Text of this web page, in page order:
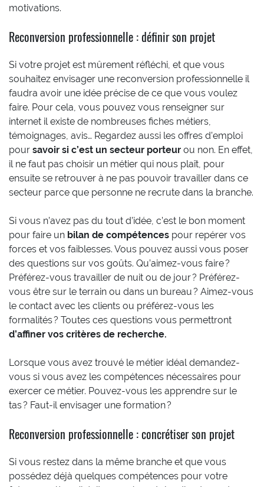
motivations.
Reconversion professionnelle : définir son projet
Si votre projet est mûrement réfléchi, et que vous
souhaitez envisager une reconversion professionnelle il
faudra avoir une idée précise de ce que vous voulez
faire. Pour cela, vous pouvez vous renseigner sur
internet il existe de nombreuses fiches métiers,
témoignages, avis… Regardez aussi les offres d’emploi
pour savoir si c’est un secteur porteur ou non. En effet,
il ne faut pas choisir un métier qui nous plaît, pour
ensuite se retrouver à ne pas pouvoir travailler dans ce
secteur parce que personne ne recrute dans la branche.
Si vous n’avez pas du tout d’idée, c’est le bon moment
pour faire un bilan de compétences pour repérer vos
forces et vos faiblesses. Vous pouvez aussi vous poser
des questions sur vos goûts. Qu’aimez-vous faire ?
Préférez-vous travailler de nuit ou de jour ? Préférez-
vous être sur le terrain ou dans un bureau ? Aimez-vous
le contact avec les clients ou préférez-vous les
formalités ? Toutes ces questions vous permettront
d’affiner vos critères de recherche.
Lorsque vous avez trouvé le métier idéal demandez-
vous si vous avez les compétences nécessaires pour
exercer ce métier. Pouvez-vous les apprendre sur le
tas ? Faut-il envisager une formation ?
Reconversion professionnelle : concrétiser son projet
Si vous restez dans la même branche et que vous
possédez déjà quelques compétences pour votre